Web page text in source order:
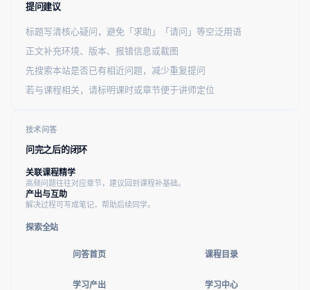
提问建议
标题写清核心疑问，避免「求助」「请问」等空泛用语
正文补充环境、版本、报错信息或截图
先搜索本站是否已有相近问题，减少重复提问
若与课程相关，请标明课时或章节便于讲师定位
技术问答
问完之后的闭环
关联课程精学
高频问题往往对应章节，建议回到课程补基础。
产出与互助
解决过程可写成笔记，帮助后续同学。
探索全站
问答首页 课程目录
学习产出 学习中心